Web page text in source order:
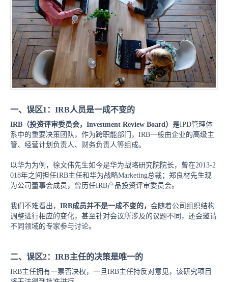
一、误区1：IRB人员是一成不变的
IRB（投资评审委员会，Investment Review Board） 是IPD管理体
系中的重要决策团队，作为跨职能部门，IRB一般由企业的高级主
管、经营计划负责人、财务负责人等组成。
以华为为例，徐文伟先生如今是华为战略研究院院长，曾在2013-2
018年之间担任IRB主任和华为战略Marketing总裁；郑良材先生现
为公司董事会成员，曾历任IRB产品投资评审委员会。
我们不难看出， IRB成员并不是一成不变的， 会随着公司组织结构
调整进行相应的变化，甚至针对会议所涉及的议题不同，还会邀请
不同领域的专家参与讨论。
二、误区2：IRB主任的决策是唯一的
IRB主任拥有一票否决权，一旦IRB主任持反对意见，该研究项目